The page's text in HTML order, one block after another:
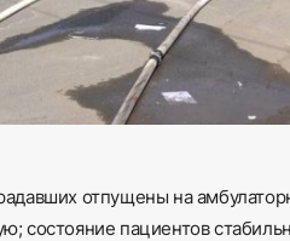
отпущены на
состояние пациентов